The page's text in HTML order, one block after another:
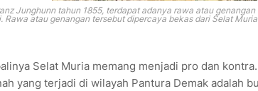
Junghunn tahun 1855, terdapat adanya rawa atau
Rawa atau genangan tersebut dipercaya bekas dari Selat
Selat Muria memang menjadi pro dan
yang terjadi di wilayah Pantura Demak adalah